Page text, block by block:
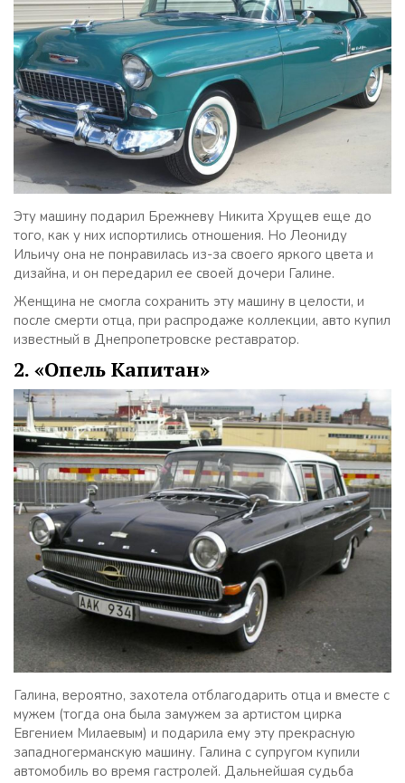
Эту машину подарил Брежневу Никита Хрущев еще до
того, как у них испортились отношения. Но Леониду
Ильичу она не понравилась из-за своего яркого цвета и
дизайна, и он передарил ее своей дочери Галине.
Женщина не смогла сохранить эту машину в целости, и
после смерти отца, при распродаже коллекции, авто купил
известный в Днепропетровске реставратор.
2. «Опель Капитан»
Галина, вероятно, захотела отблагодарить отца и вместе с
мужем (тогда она была замужем за артистом цирка
Евгением Милаевым) и подарила ему эту прекрасную
западногерманскую машину. Галина с супругом купили
автомобиль во время гастролей. Дальнейшая судьба